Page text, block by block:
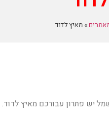
» מאיץ לדוד
יש פתרון עבורכם מאיץ לדוד.